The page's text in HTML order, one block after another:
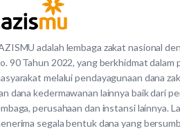
adalah lembaga zakat nasional
90 Tahun 2022, yang berkhidmat dalam
melalui pendayagunaan dana
dana kedermawanan lainnya baik dari
perusahaan dan instansi lainnya.
segala bentuk dana yang